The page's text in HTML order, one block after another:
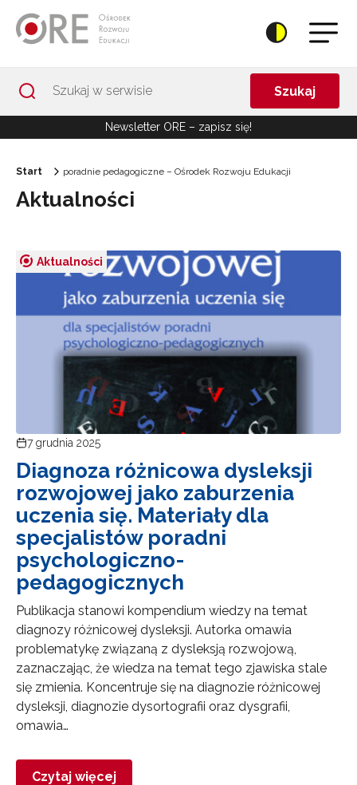
Szukaj
Newsletter ORE – zapisz się!
Start poradnie pedagogiczne – Ośrodek Rozwoju Edukacji
Aktualności
Aktualności
7 grudnia 2025
Diagnoza różnicowa dysleksji
rozwojowej jako zaburzenia
uczenia się. Materiały dla
specjalistów poradni
psychologiczno-
pedagogicznych
Publikacja stanowi kompendium wiedzy na temat
diagnozy różnicowej dysleksji. Autorka omawia
problematykę związaną z dysleksją rozwojową,
zaznaczając, że wiedza na temat tego zjawiska stale
się zmienia. Koncentruje się na diagnozie różnicowej
dysleksji, diagnozie dysortografii oraz dysgrafii,
omawia…
Czytaj więcej